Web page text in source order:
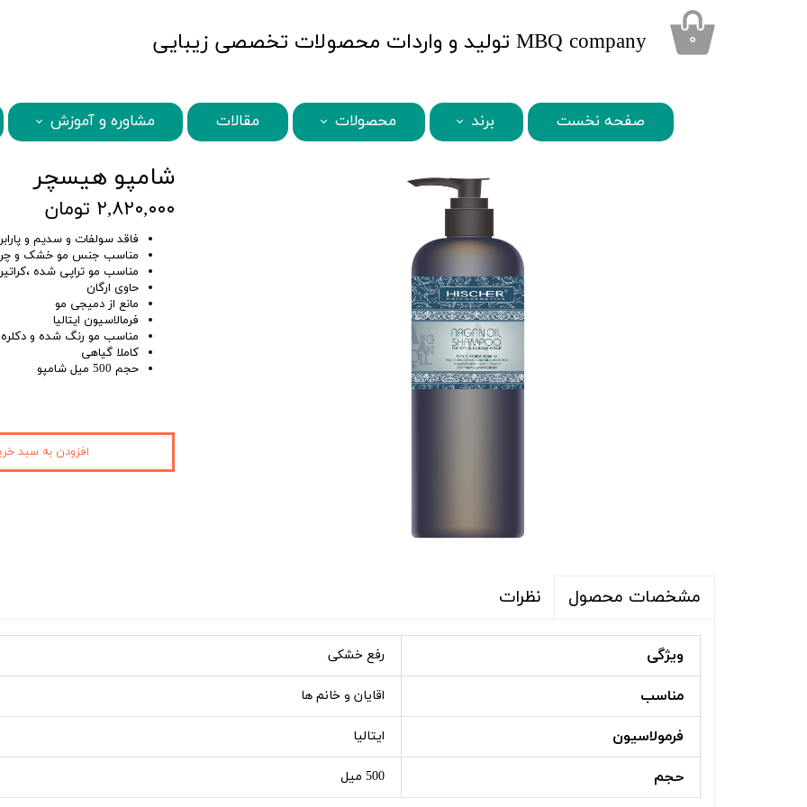
صفحه نخست برند محصولات مقالات مشاوره و آموزش
۰ ​MBQ company تولید و واردات محصولات تخصصی زیبایی
شامپو هیسچر
۲,۸۲۰,۰۰۰ تومان
فاقد سولفات و سدیم و
مناسب جنس مو خشک و
مناسب مو تراپی شده
حاوی ارگان
مانع از دمیجی مو
فرمالاسیون ایتالیا
مناسب مو رنگ شده و دکلره
کاملا گیاهی
حجم 500 میل شامپو
افزودن به سبد
مشخصات محصول نظرات
ویژگی رفع خشکی
مناسب اقایان و خانم ها
فرمولاسیون ایتالیا
حجم 500 میل